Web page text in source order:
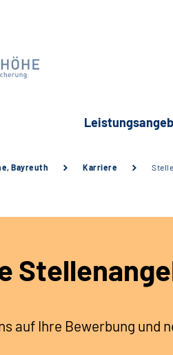
Bayreuth Karriere
auf Ihre Bewerbung und